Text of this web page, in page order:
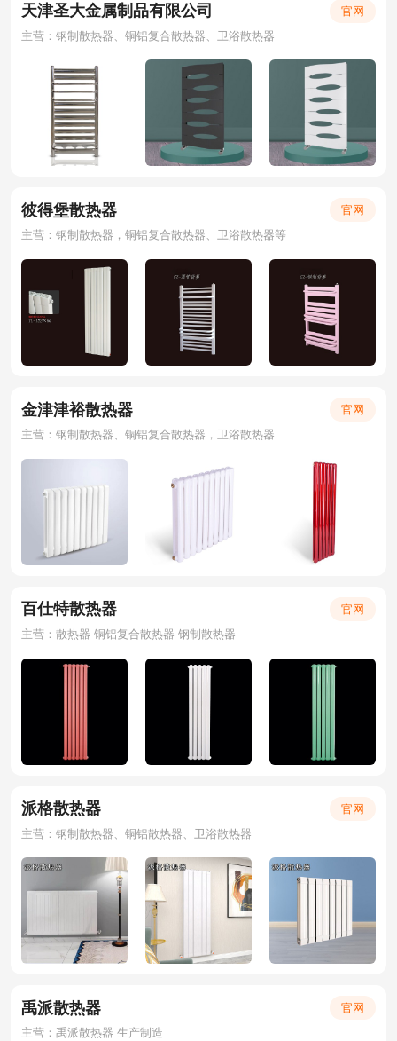
天津圣大金属制品有限公司
官网
主营：钢制散热器、铜铝复合散热器、卫浴散热器
彼得堡散热器
官网
主营：钢制散热器，铜铝复合散热器、卫浴散热器等
金津津裕散热器
官网
主营：钢制散热器、铜铝复合散热器，卫浴散热器
百仕特散热器
官网
主营：散热器 铜铝复合散热器 钢制散热器
派格散热器
官网
主营：钢制散热器、铜铝散热器、卫浴散热器
禹派散热器
官网
主营：禹派散热器 生产制造